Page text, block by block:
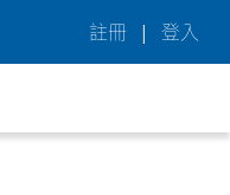
註冊 | 登入